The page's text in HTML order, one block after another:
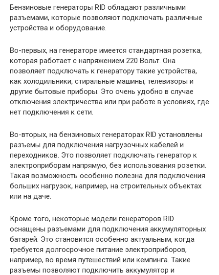
Бензиновые генераторы RID обладают различными
разъемами, которые позволяют подключать различные
устройства и оборудование.
Во-первых, на генераторе имеется стандартная розетка,
которая работает с напряжением 220 Вольт. Она
позволяет подключать к генератору такие устройства,
как холодильники, стиральные машины, телевизоры и
другие бытовые приборы. Это очень удобно в случае
отключения электричества или при работе в условиях, где
нет подключения к сети.
Во-вторых, на бензиновых генераторах RID установлены
разъемы для подключения нагрузочных кабелей и
переходников. Это позволяет подключать генератор к
электроприборам напрямую, без использования розетки.
Такая возможность особенно полезна для подключения
больших нагрузок, например, на строительных объектах
или на даче.
Кроме того, некоторые модели генераторов RID
оснащены разъемами для подключения аккумуляторных
батарей. Это становится особенно актуальным, когда
требуется долгосрочное питание электроприборов,
например, во время путешествий или кемпинга. Такие
разъемы позволяют подключить аккумулятор и